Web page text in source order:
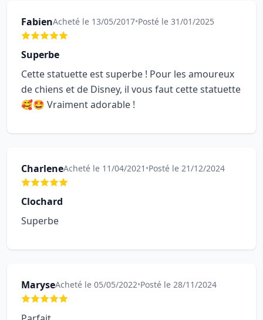
FabienAcheté le 13/05/2017•Posté le 31/01/2025
Superbe
Cette statuette est superbe ! Pour les amoureux
de chiens et de Disney, il vous faut cette statuette
🥰🤩 Vraiment adorable !
CharleneAcheté le 11/04/2021 •Posté le 21/12/2024
Clochard
Superbe
MaryseAcheté le 05/05/2022•Posté le 28/11/2024